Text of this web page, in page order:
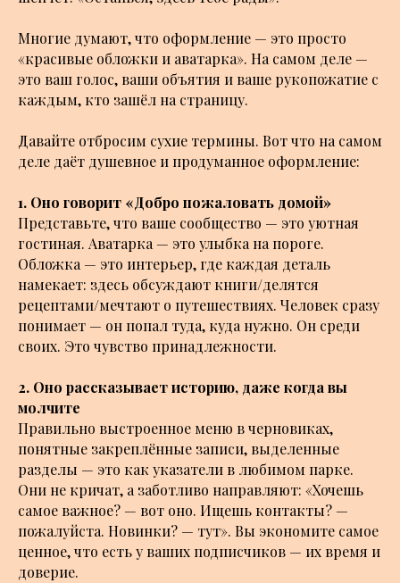
Многие думают, что оформление — это просто
«красивые обложки и аватарка». На самом деле —
это ваш голос, ваши объятия и ваше рукопожатие с
каждым, кто зашёл на страницу.
Давайте отбросим сухие термины. Вот что на самом
деле даёт душевное и продуманное оформление:
1. Оно говорит «Добро пожаловать домой»
Представьте, что ваше сообщество — это уютная
гостиная. Аватарка — это улыбка на пороге.
Обложка — это интерьер, где каждая деталь
намекает: здесь обсуждают книги/делятся
рецептами/мечтают о путешествиях. Человек сразу
понимает — он попал туда, куда нужно. Он среди
своих. Это чувство принадлежности.
2. Оно рассказывает историю, даже когда вы
молчите
Правильно выстроенное меню в черновиках,
понятные закреплённые записи, выделенные
разделы — это как указатели в любимом парке.
Они не кричат, а заботливо направляют: «Хочешь
самое важное? — вот оно. Ищешь контакты? —
пожалуйста. Новинки? — тут». Вы экономите самое
ценное, что есть у ваших подписчиков — их время и
доверие.